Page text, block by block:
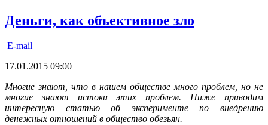
Деньги, как объективное зло
E-mail
17.01.2015 09:00
Многие знают, что в нашем обществе много проблем, но не
многие знают истоки этих проблем. Ниже приводим
интересную статью об эксперименте по внедрению
денежных отношений в общество обезьян.